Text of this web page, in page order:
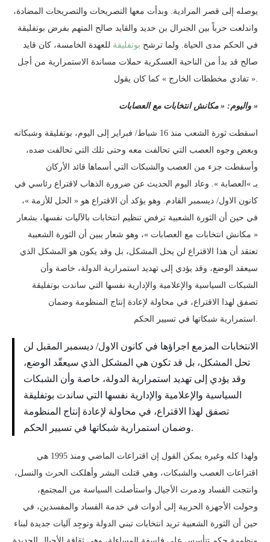
يوصله إلى قصر المرادية. وبدأت معها التصريحات والتصريحات المضادة،
واندلعت حرباً بين الجنرال بن حديد والقايد صالح المتهم بفرض بوتفليقة
في الحكم مدى الحياة. ولما ترشح بوتفليقة للعهدة الخامسة، كان قايد
صالح قد بدأ من الناحية العسكرية حملات مساندة الاستمرارية من أجل
« تفادي مخططات الخارج » كما كان يقول.
واليوم: « مكانش انتخابات مع العصابات »
اسقطت ثورة الشعب منذ 16 شباط/ فبراير إلى اليوم، بوتفليقة وشبكاته
وبعض وجوه العصب التي تحالفت معه وحتى تلك التي تحالفت ضده،
وأسقطت جزء من العصب والشبكات التي أسماها قائد الأركان
بـ »العصابة ». وعاد اليوم الحديث عن ضرورة الذهاب لاقتراع رئاسي في
كانون الاول/ ديسمبر القادم. وهو يؤكد أن الاقتراع هو « الحل للأزمة »،
في حين أن الثورة الشعبية ترفض تنظيم انتخابات بالآليات نفسها، بشعار
« مكانش انتخابات مع العصابات »، وهو شعار يبين أن الثورة الشعبية
تعتقد أن هذا الاقتراع لن يحل المشكل، بل وقد يكون هو المشكل الذي
سيعقد الوضع، وقد يؤدي إلى تهديد استمرارية الدولة، خاصة وأن
الشبكات السياسية والإعلامية والإدارية نفسها التي ساندت بوتفليقة
تصفق لهذا الاقتراع، في محاولة لإعادة إنتاج المنظومة وضمان
استمرارية شبكاتها في تسيير الحكم.
الانتخابات المزمع اجراؤها في كانون الاول/ ديسمبر المقبل لن
تحل المشكل، بل قد تكون هي المشكل الذي سيعقّد الوضع،
وقد يؤدي إلى تهديد استمرارية الدولة، خاصة وأن الشبكات
السياسية والإعلامية والإدارية نفسها التي ساندت بوتفليقة
تصفق لهذا الاقتراع، في محاولة لإعادة إنتاج المنظومة
وضمان استمرارية شبكاتها في تسيير الحكم.
ولهذا كله وغيره يمكن القول إن اقتراعات الماضي ومنذ 1995 هي
اقتراعات العصب والشبكات، وهي قتلت البشر وأهلكت الحرث والنسل،
وانتجت الفساد ودمرت الأجيال واستأصلت السياسة من المجتمع،
وحولت الأجهزة الحزبية إلى أدوات في خدمة الفساد والمفسدين، في
حين أن الثورة الشعبية تريد انتخابات تبني الدولة وتوجِد آليات جديدة لبناء